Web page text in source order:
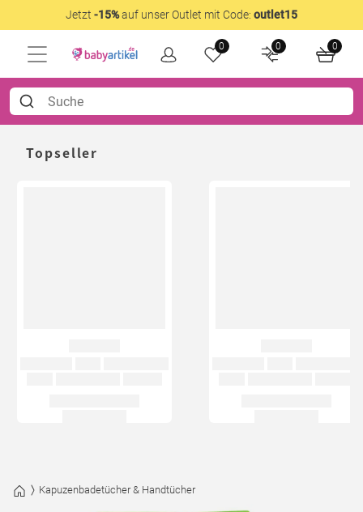
Jetzt -15%auf unser Outlet mit Code: outlet15
0 0 0
Topseller
Kapuzenbadetücher & Handtücher